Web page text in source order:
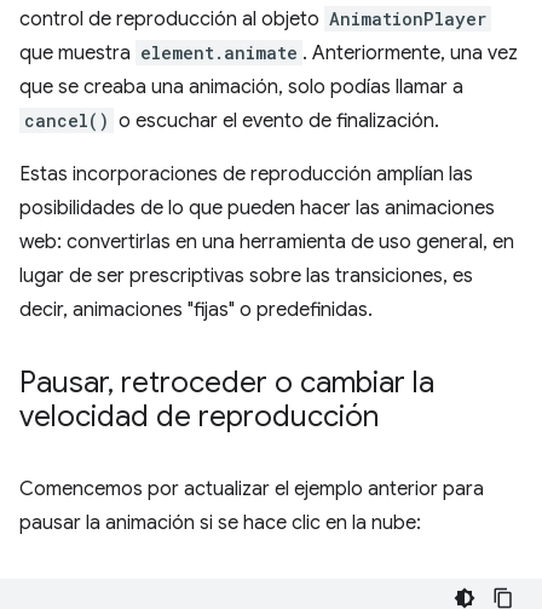
control de reproducción al objeto AnimationPlayer
que muestra element.animate . Anteriormente, una vez
que se creaba una animación, solo podías llamar a
cancel() o escuchar el evento de finalización.
Estas incorporaciones de reproducción amplían las
posibilidades de lo que pueden hacer las animaciones
web: convertirlas en una herramienta de uso general, en
lugar de ser prescriptivas sobre las transiciones, es
decir, animaciones "fijas" o predefinidas.
Pausar, retroceder o cambiar la
velocidad de reproducción
Comencemos por actualizar el ejemplo anterior para
pausar la animación si se hace clic en la nube: